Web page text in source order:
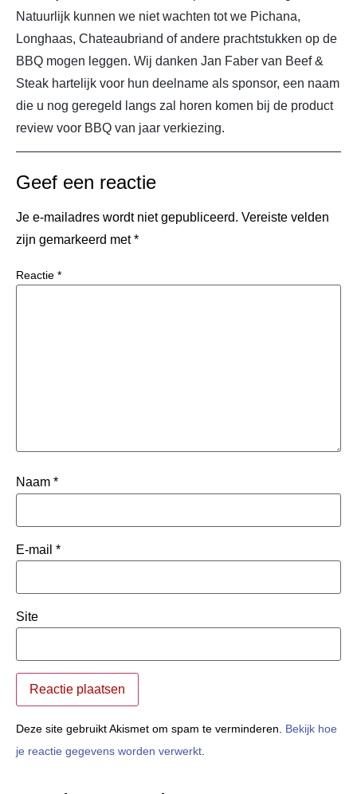
Natuurlijk kunnen we niet wachten tot we Pichana,
Longhaas, Chateaubriand of andere prachtstukken op de
BBQ mogen leggen. Wij danken Jan Faber van Beef &
Steak hartelijk voor hun deelname als sponsor, een naam
die u nog geregeld langs zal horen komen bij de product
review voor BBQ van jaar verkiezing.
Geef een reactie
Je e-mailadres wordt niet gepubliceerd. Vereiste velden
zijn gemarkeerd met*
Reactie *
Naam *
E-mail *
Site
Deze site gebruikt Akismet om spam te verminderen. Bekijk hoe
je reactie gegevens worden verwerkt